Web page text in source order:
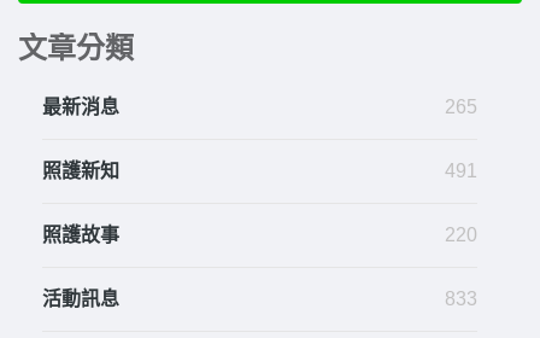
文章分類
最新消息 265
照護新知 491
照護故事 220
活動訊息 833